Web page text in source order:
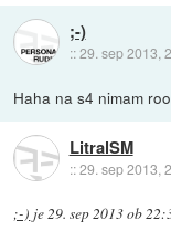
;-)
::29. sep 2013,
Haha na s4 nimam
LitralSM
::29. sep 2013,
;-) je 29. sep 2013 ob